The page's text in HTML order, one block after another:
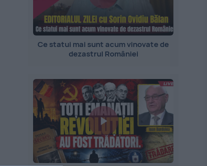
Ce statui mai sunt acum vinovate de
dezastrul României